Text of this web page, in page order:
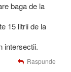
baga de la
15 litrii de la
intersectii.
Raspunde